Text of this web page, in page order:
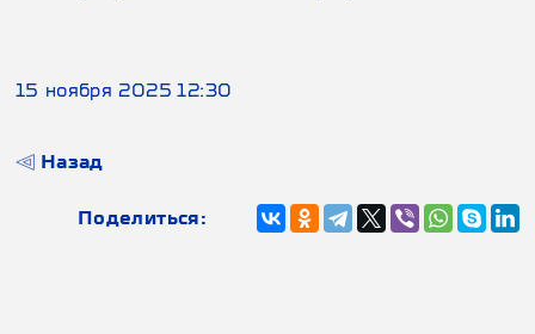
15 ноября 2025 12:30
Назад
Поделиться: